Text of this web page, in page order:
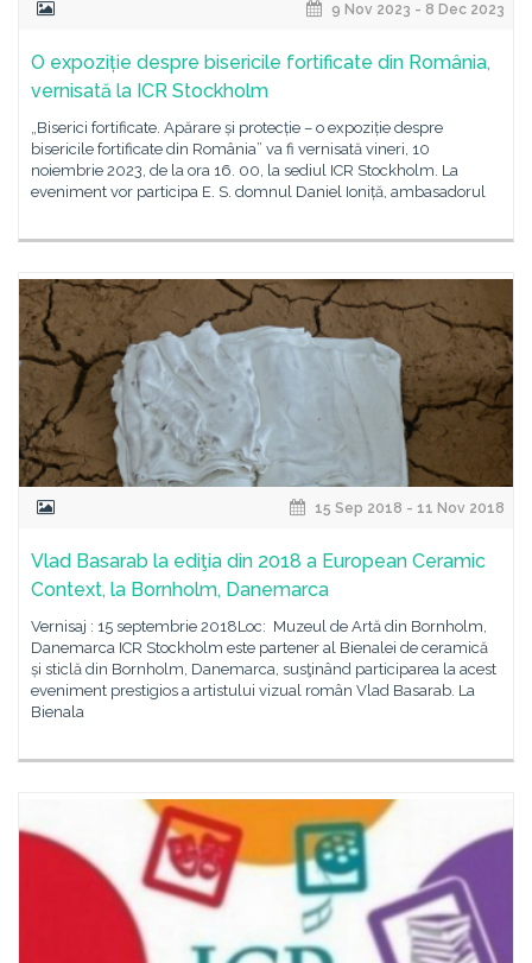
9 Nov 2023 - 8 Dec 2023
O expoziție despre bisericile fortificate din România,
vernisată la ICR Stockholm
„Biserici fortificate. Apărare și protecție – o expoziție despre
bisericile fortificate din România” va fi vernisată vineri, 10
noiembrie 2023, de la ora 16. 00, la sediul ICR Stockholm. La
eveniment vor participa E. S. domnul Daniel Ioniță, ambasadorul
15 Sep 2018 - 11 Nov 2018
Vlad Basarab la ediţia din 2018 a European Ceramic
Context, la Bornholm, Danemarca
Vernisaj : 15 septembrie 2018Loc: Muzeul de Artă din Bornholm,
Danemarca ICR Stockholm este partener al Bienalei de ceramică
și sticlă din Bornholm, Danemarca, susţinând participarea la acest
eveniment prestigios a artistului vizual român Vlad Basarab. La
Bienala